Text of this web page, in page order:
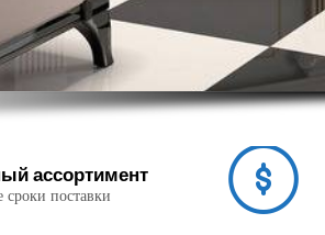
ассортимент
поставки